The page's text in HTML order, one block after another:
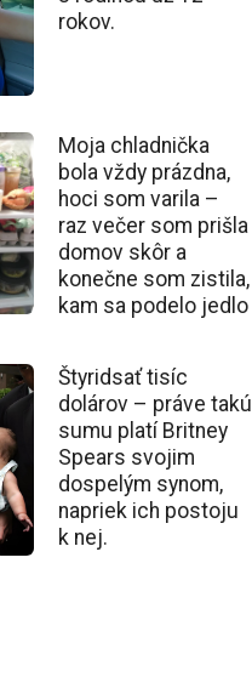
rokov.
Moja chladnička
bola vždy prázdna,
hoci som varila –
raz večer som prišla
domov skôr a
konečne som zistila,
kam sa podelo jedlo
Štyridsať tisíc
dolárov – práve takú
sumu platí Britney
Spears svojim
dospelým synom,
napriek ich postoju
k nej.